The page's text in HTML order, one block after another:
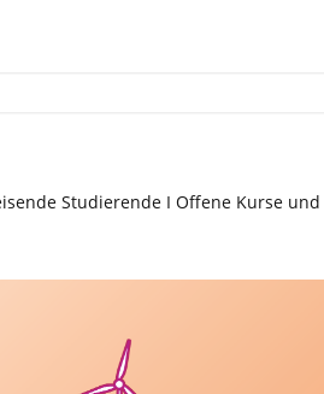
Studierende I Offene Kurse